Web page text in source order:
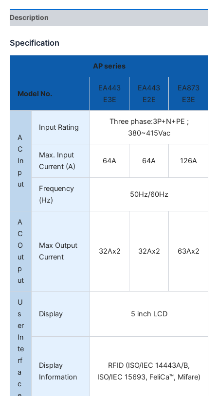
Description
Specification
AP series
Model No.
EA443
E3E
EA443
E2E
EA873
E3E
A
C
In
p
ut
Input Rating
Three phase:3P+N+PE ;
380~415Vac
Max. Input
Current (A)
64A 64A 126A
Frequency
(Hz)
50Hz/60Hz
A
C
O
ut
p
ut
Max Output
Current
32Ax2 32Ax2 63Ax2
U
s
er
In
te
rf
a
c
Display 5 inch LCD
Display
Information
RFID (ISO/IEC 14443A/B,
ISO/IEC 15693, FeliCa™, Mifare)